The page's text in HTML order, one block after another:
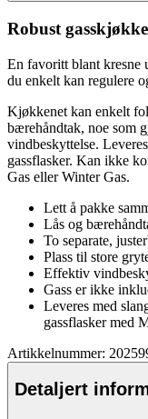
Robust
En favoritt blant kresne
du enkelt kan regulere
Kjøkkenet kan enkelt
bærehåndtak, noe som
vindbeskyttelse.
gassflasker. Kan ikke
Gas eller Winter Gas.
Lett å pakke
Lås og
To separate,
Plass til store
Effektiv
Gass er ikke
Leveres med
gassflasker med
Artikkelnummer:
Detaljert